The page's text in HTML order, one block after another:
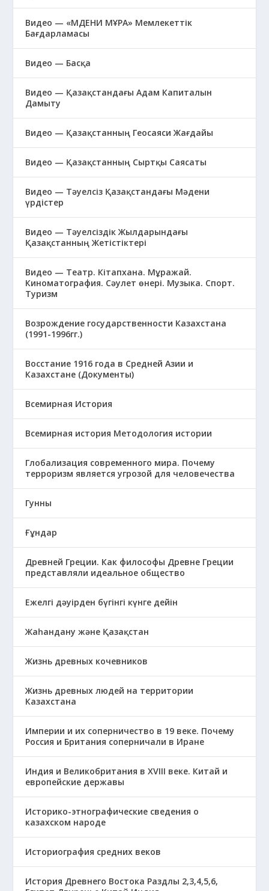
Видео — «МӘДЕНИ МҰРА» Мемлекеттік
Бағдарламасы
Видео — Басқа
Видео — Қазақстандағы Адам Капиталын
Дамыту
Видео — Қазақстанның Геосаяси Жағдайы
Видео — Қазақстанның Сыртқы Саясаты
Видео — Тәуелсіз Қазақстандағы Мәдени
үрдістер
Видео — Тәуелсіздік Жылдарындағы
Қазақстанның Жетістіктері
Видео — Театр. Кітапхана. Мұражай.
Киноматография. Сәулет өнері. Музыка. Спорт.
Туризм
Возрождение государственности Казахстана
(1991-1996гг.)
Восстание 1916 года в Средней Азии и
Казахстане (Документы)
Всемирная История
Всемирная история Методология истории
Глобализация современного мира. Почему
терроризм является угрозой для человечества
Гунны
Ғұндар
Древней Греции. Как философы Древне Греции
представляли идеальное общество
Ежелгі дәуірден бүгінгі күнге дейін
Жаһандану және Қазақстан
Жизнь древных кочевников
Жизнь древных людей на территории
Казахстана
Империи и их соперничество в 19 веке. Почему
Россия и Британия соперничали в Иране
Индия и Великобритания в XVIII веке. Китай и
европейские державы
Историко-этнографические сведения о
казахском народе
Историография средних веков
История Древнего Востока Раздлы 2,3,4,5,6,